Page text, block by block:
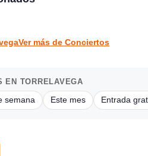
Ver más de Conciertos
EN TORRELAVEGA
semana Este mes Entrada